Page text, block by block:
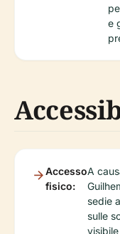
e
Accesso
fisico:
A
sedie
sulle